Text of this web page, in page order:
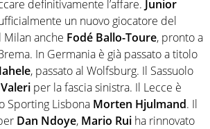
definitivamente l’affare. Junior
un nuovo giocatore del
Milan anche Fodé Ballo-Toure, pronto a
In Germania è già passato a titolo
, passato al Wolfsburg. Il Sassuolo
per la fascia sinistra. Il Lecce è
Sporting Lisbona Morten Hjulmand. Il
Dan Ndoye, Mario Rui ha rinnovato